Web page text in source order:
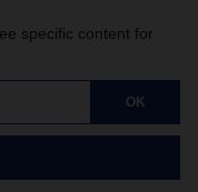
specific content for
OK